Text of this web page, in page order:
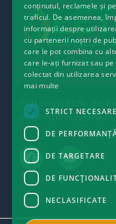
Partenerul tău de
eficiente în
conținutul, reclamele și
traficul. De asemenea,
informații despre
cu partenerii noștri de
care le pot combina cu
care le-ați furnizat sau pe
colectat din utilizarea
mai multe
STRICT NECESARE
DE
DE TARGETARE
DE
NECLASIFICATE